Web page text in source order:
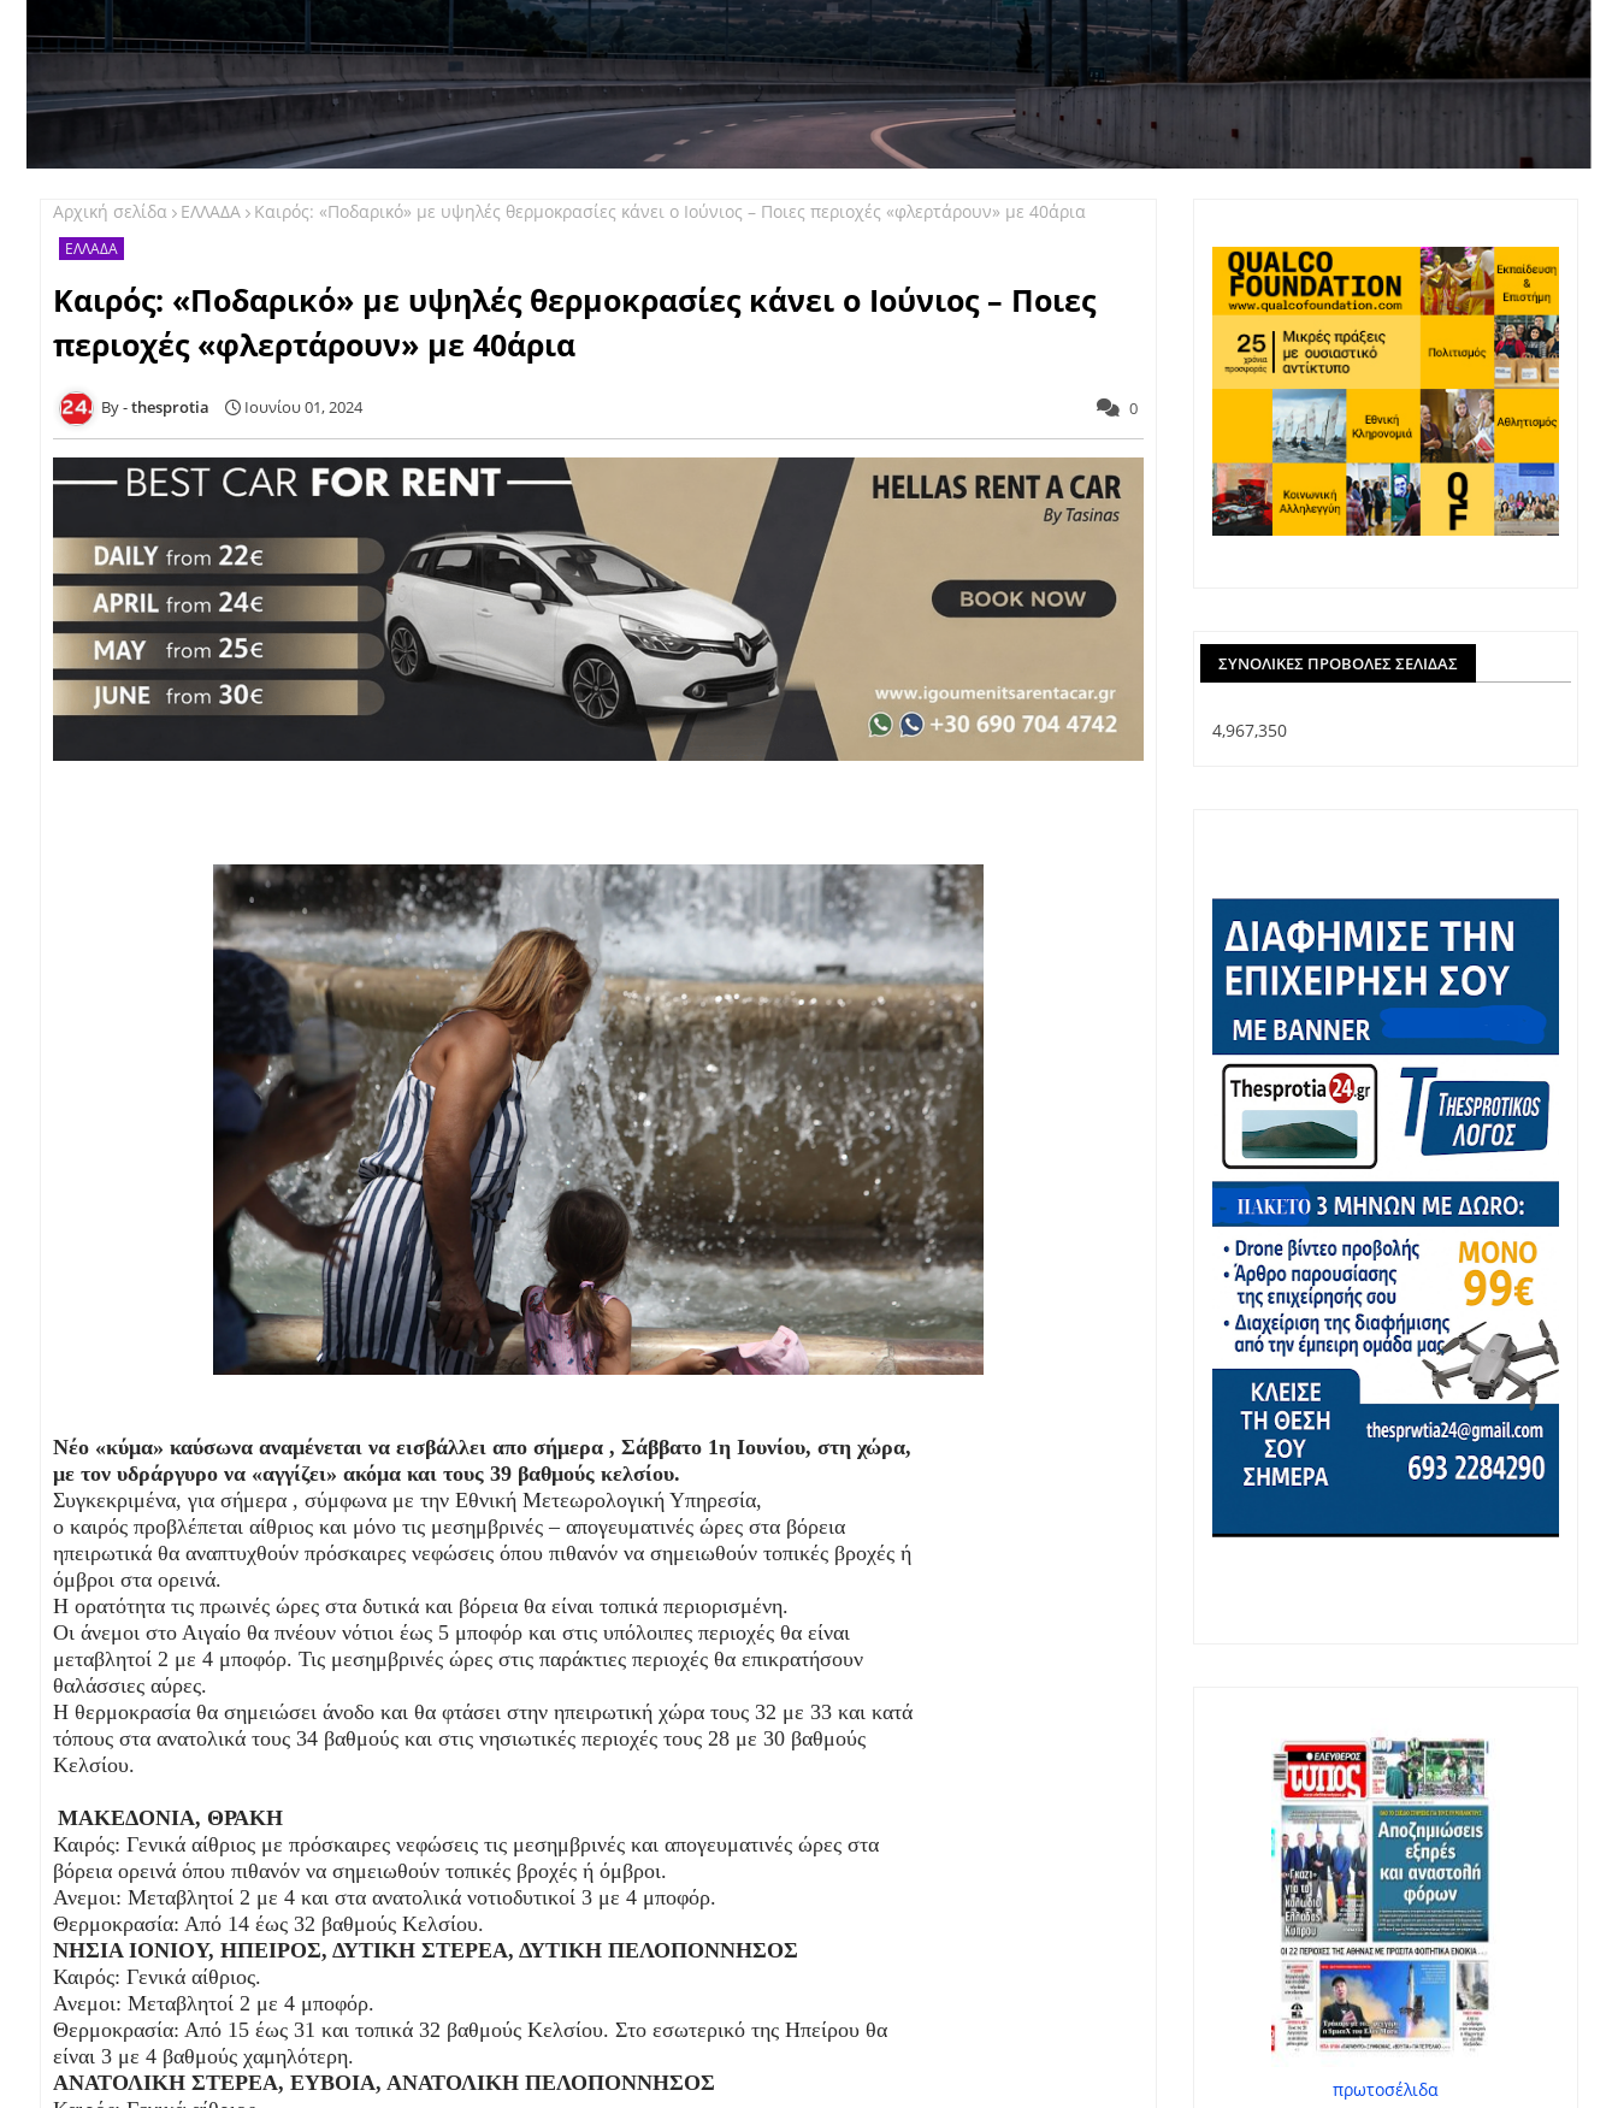
Αρχική σελίδα ΕΛΛΑΔΑ Καιρός: «Ποδαρικό» με υψηλές θερμοκρασίες κάνει ο Ιούνιος – Ποιες περιοχές «φλερτάρουν» με 40άρια
ΕΛΛΑΔΑ
Καιρός: «Ποδαρικό» με υψηλές θερμοκρασίες κάνει ο Ιούνιος – Ποιες
περιοχές «φλερτάρουν» με 40άρια
thesprotia Ιουνίου 01, 2024 0
Νέο «κύμα» καύσωνα αναμένεται να εισβάλλει απο σήμερα , Σάββατο 1η Ιουνίου, στη χώρα,
με τον υδράργυρο να «αγγίζει» ακόμα και τους 39 βαθμούς κελσίου.
Συγκεκριμένα, για σήμερα , σύμφωνα με την Εθνική Μετεωρολογική Υπηρεσία,
ο καιρός προβλέπεται αίθριος και μόνο τις μεσημβρινές – απογευματινές ώρες στα βόρεια
ηπειρωτικά θα αναπτυχθούν πρόσκαιρες νεφώσεις όπου πιθανόν να σημειωθούν τοπικές βροχές ή
όμβροι στα ορεινά.
Η ορατότητα τις πρωινές ώρες στα δυτικά και βόρεια θα είναι τοπικά περιορισμένη.
Οι άνεμοι στο Αιγαίο θα πνέουν νότιοι έως 5 μποφόρ και στις υπόλοιπες περιοχές θα είναι
μεταβλητοί 2 με 4 μποφόρ. Τις μεσημβρινές ώρες στις παράκτιες περιοχές θα επικρατήσουν
θαλάσσιες αύρες.
Η θερμοκρασία θα σημειώσει άνοδο και θα φτάσει στην ηπειρωτική χώρα τους 32 με 33 και κατά
τόπους στα ανατολικά τους 34 βαθμούς και στις νησιωτικές περιοχές τους 28 με 30 βαθμούς
Κελσίου.
ΜΑΚΕΔΟΝΙΑ, ΘΡΑΚΗ
Καιρός: Γενικά αίθριος με πρόσκαιρες νεφώσεις τις μεσημβρινές και απογευματινές ώρες στα
βόρεια ορεινά όπου πιθανόν να σημειωθούν τοπικές βροχές ή όμβροι.
Ανεμοι: Μεταβλητοί 2 με 4 και στα ανατολικά νοτιοδυτικοί 3 με 4 μποφόρ.
Θερμοκρασία: Από 14 έως 32 βαθμούς Κελσίου.
ΝΗΣΙΑ ΙΟΝΙΟΥ, ΗΠΕΙΡΟΣ, ΔΥΤΙΚΗ ΣΤΕΡΕΑ, ΔΥΤΙΚΗ ΠΕΛΟΠΟΝΝΗΣΟΣ
Καιρός: Γενικά αίθριος.
Ανεμοι: Μεταβλητοί 2 με 4 μποφόρ.
Θερμοκρασία: Από 15 έως 31 και τοπικά 32 βαθμούς Κελσίου. Στο εσωτερικό της Ηπείρου θα
είναι 3 με 4 βαθμούς χαμηλότερη.
ΑΝΑΤΟΛΙΚΗ ΣΤΕΡΕΑ, ΕΥΒΟΙΑ, ΑΝΑΤΟΛΙΚΗ ΠΕΛΟΠΟΝΝΗΣΟΣ
ΣΥΝΟΛΙΚΈΣ ΠΡΟΒΟΛΈΣ ΣΕΛΊΔΑΣ
4,967,350
πρωτοσέλιδα